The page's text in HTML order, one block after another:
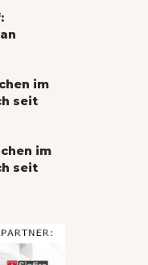
im
seit
im
seit